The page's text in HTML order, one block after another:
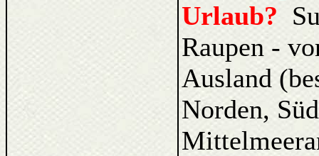
Urlaub?
Raupen -
Ausland
Norden,